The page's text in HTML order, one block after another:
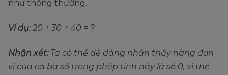
như thông thường.
Ví dụ:20 + 30 + 40 = ?
Nhận xét:Ta có thể dễ dàng nhận thấy hàng đơn
vị của cả ba số trong phép tính này là số 0, vì thế